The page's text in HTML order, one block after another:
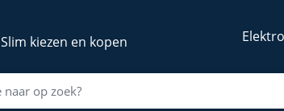
Slim kiezen en kopen